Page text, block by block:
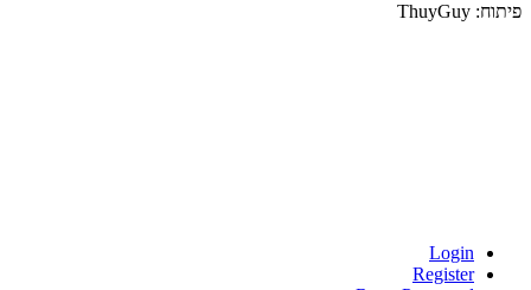
פיתוח: ThuyGuy
Login
Register